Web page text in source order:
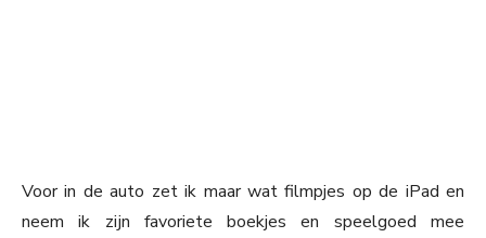
Voor in de auto zet ik maar wat filmpjes op de iPad en
neem ik zijn favoriete boekjes en speelgoed mee